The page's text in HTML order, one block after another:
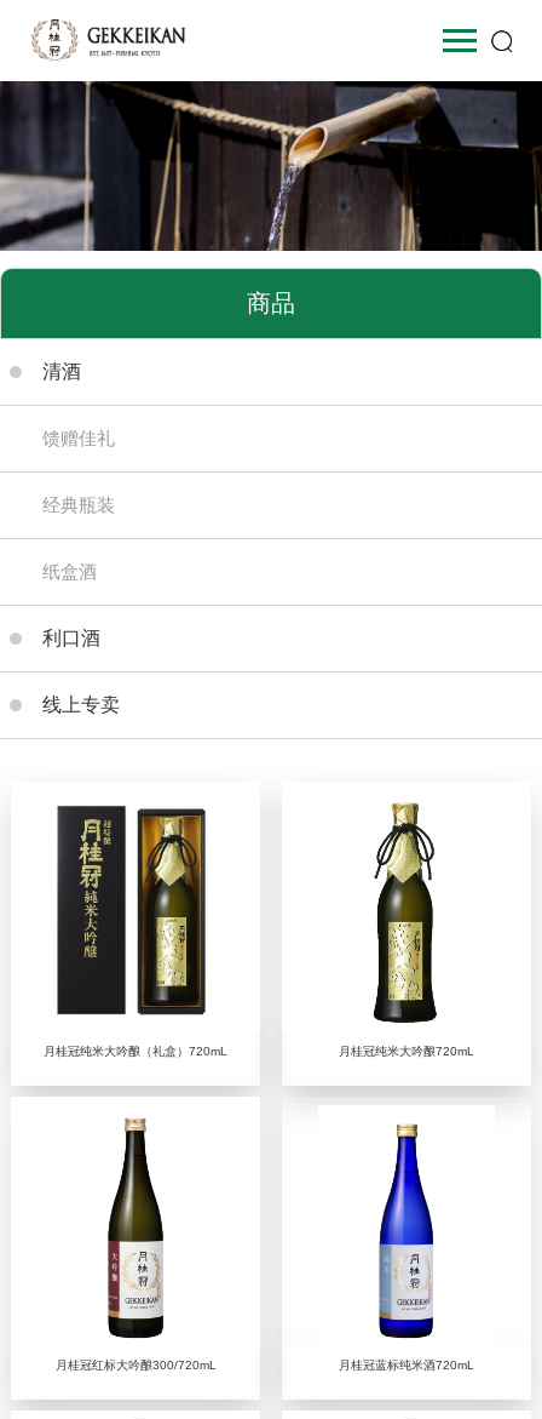
商品
清酒
馈赠佳礼
经典瓶装
纸盒酒
利口酒
线上专卖
月桂冠纯米大吟酿（礼盒）720mL 月桂冠纯米大吟酿720mL
月桂冠红标大吟酿300/720mL 月桂冠蓝标纯米酒720mL